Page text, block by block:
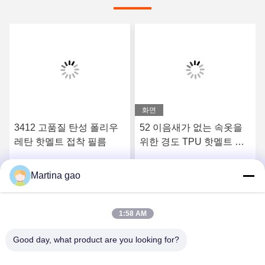
3412 고품질 탄성 폴리우
레탄 핫멜트 접착 필름
최상의 가격을 얻으세요
화면
52 이음새가 없는 속옷을
위한 경도 TPU 핫멜트 접
Martina gao
1:58 AM
Good day, what product are you looking for?